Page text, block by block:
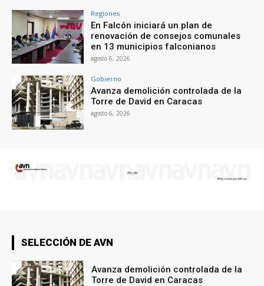
Regiones
En Falcón iniciará un plan de
renovación de consejos comunales
en 13 municipios falconianos
agosto 6, 2026
Gobierno
Avanza demolición controlada de la
Torre de David en Caracas
agosto 6, 2026
SELECCIÓN DE AVN
Avanza demolición controlada de la
Torre de David en Caracas